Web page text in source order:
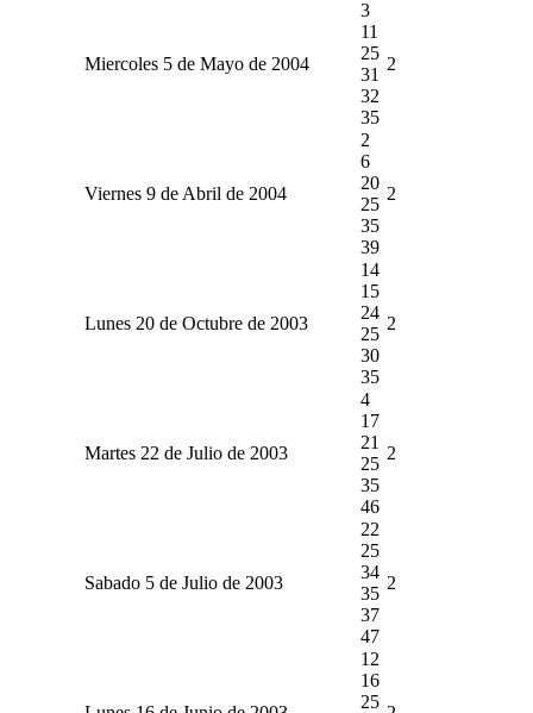
Miercoles 5 de Mayo de 2004
3
11
25
31
32
35
2
Viernes 9 de Abril de 2004
2
6
20
25
35
39
2
Lunes 20 de Octubre de 2003
14
15
24
25
30
35
2
Martes 22 de Julio de 2003
4
17
21
25
35
46
2
Sabado 5 de Julio de 2003
22
25
34
35
37
47
2
12
16
25